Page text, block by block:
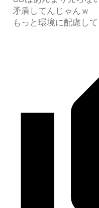
矛盾してんじゃんｗ
もっと環境に配慮し